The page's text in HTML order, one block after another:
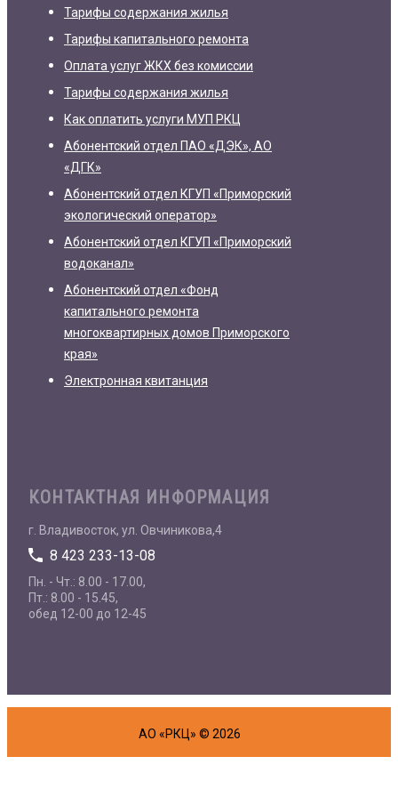
Тарифы содержания жилья
Тарифы капитального ремонта
Оплата услуг ЖКХ без комиссии
Тарифы содержания жилья
Как оплатить услуги МУП РКЦ
Абонентский отдел ПАО «ДЭК», АО
«ДГК»
Абонентский отдел КГУП «Приморский
экологический оператор»
Абонентский отдел КГУП «Приморский
водоканал»
Абонентский отдел «Фонд
капитального ремонта
многоквартирных домов Приморского
края»
Электронная квитанция
КОНТАКТНАЯ ИНФОРМАЦИЯ
г. Владивосток, ул. Овчиникова,4
8 423 233-13-08
Пн. - Чт.: 8.00 - 17.00,
Пт.: 8.00 - 15.45,
обед 12-00 до 12-45
АО «РКЦ» © 2026